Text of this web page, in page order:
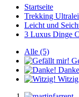
Startseite
Trekking
Leicht und
3 Luxus Dinge
Alle (5)